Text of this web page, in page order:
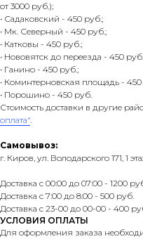
от 3000 руб.);
• Садаковский - 450 руб.;
• Мк. Северный - 450 руб.;
• Катковы - 450 руб.;
• Нововятск до переезда - 450
• Ганино - 450 руб.;
• Коминтерновская площадь - 450
• Порошино - 450 руб.
Стоимость доставки в другие
оплата".
Самовывоз:
г. Киров, ул. Володарского 171, 1
Доставка с 00:00 до 07:00 - 1200
Доставка с 7:00 до 8:00 - 500 руб.
Доставка с 23-00 до 00-00 - 400
УСЛОВИЯ ОПЛАТЫ
Для оформления заказа